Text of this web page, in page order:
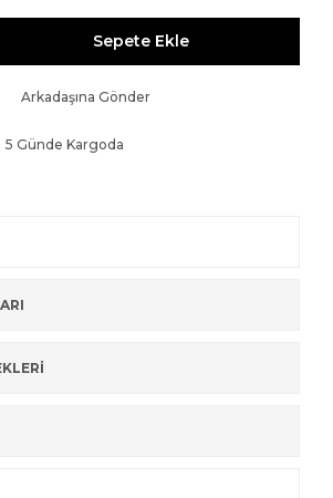
Sepete Ekle
Arkadaşına Gönder
5 Günde Kargoda